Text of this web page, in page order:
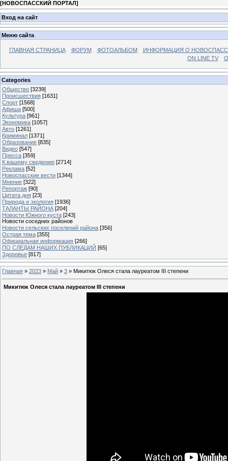
[НОВОСПАССКИЙ ПОРТАЛ]
Вход на сайт
Меню сайта
ГЛАВНАЯ СТРАНИЦА ФОРУМ ФОТОАЛЬБОМ
ИНФОРМАЦИЯ О
ON LINE TV
Categories
Общество [3239]
Происшествия [1631]
Спорт [1568]
Афиша [500]
Культура [961]
Экономика [1057]
Авто [1261]
Криминал [1371]
Образование [835]
Видео [547]
Пресса [359]
К вашему сведению [2714]
Реклама [52]
Новоспасские вести [1344]
Мнение [322]
Репортаж [90]
Цитата дня [23]
Природа и экология [1936]
ТАЛАНТЫ РАЙОНА [204]
Новости Южного куста [243]
Новости соседних районов
Новости сельских поселений района [356]
Острая тема [355]
Официальная информация [266]
ПО СЛЕДАМ НАШИХ ПУБЛИКАЦИЙ [65]
Здоровье [817]
Главная » 2023 » Май » 3 » Микитюк Олеся стала лауреатом III степени
Микитюк Олеся стала лауреатом III степени